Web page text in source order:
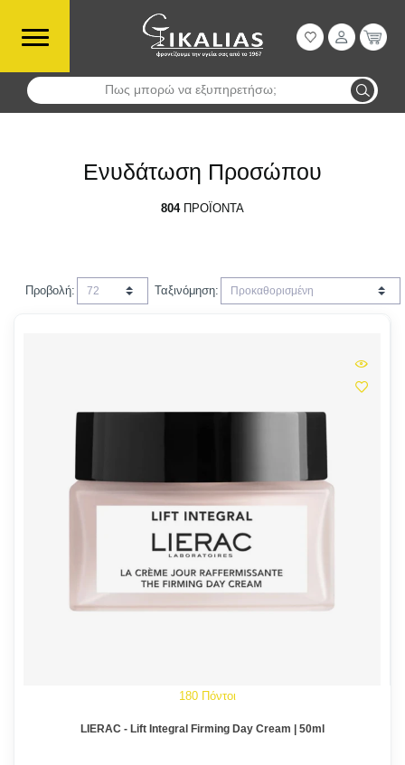
Πως μπορώ να εξυπηρετήσω;
Αναζήτηση
Ενυδάτωση Προσώπου
804ΠΡΟΪΌΝΤΑ
Προβολή: Ταξινόμηση:
180 Πόντοι
LIERAC - Lift Integral Firming Day Cream | 50ml